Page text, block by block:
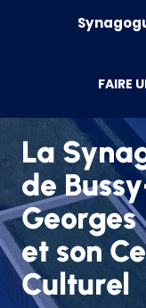
FAIRE
La
de
Georges
et son
Culturel